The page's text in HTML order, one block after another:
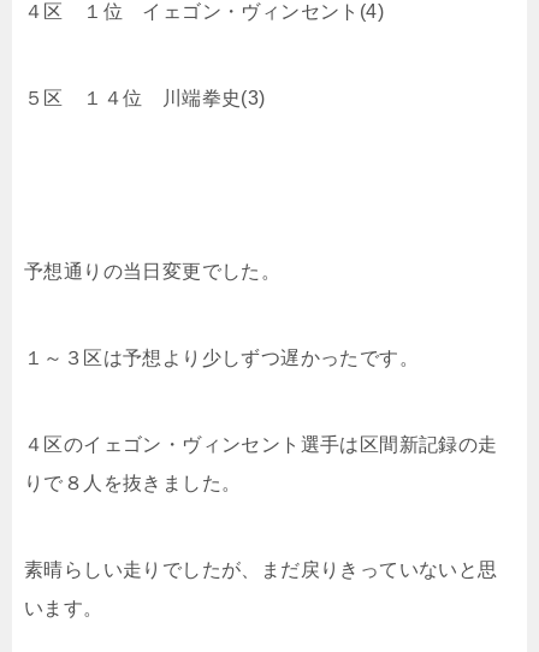
４区 １位 イェゴン・ヴィンセント(4)
５区 １４位 川端拳史(3)
予想通りの当日変更でした。
１～３区は予想より少しずつ遅かったです。
４区のイェゴン・ヴィンセント選手は区間新記録の走
りで８人を抜きました。
素晴らしい走りでしたが、まだ戻りきっていないと思
います。